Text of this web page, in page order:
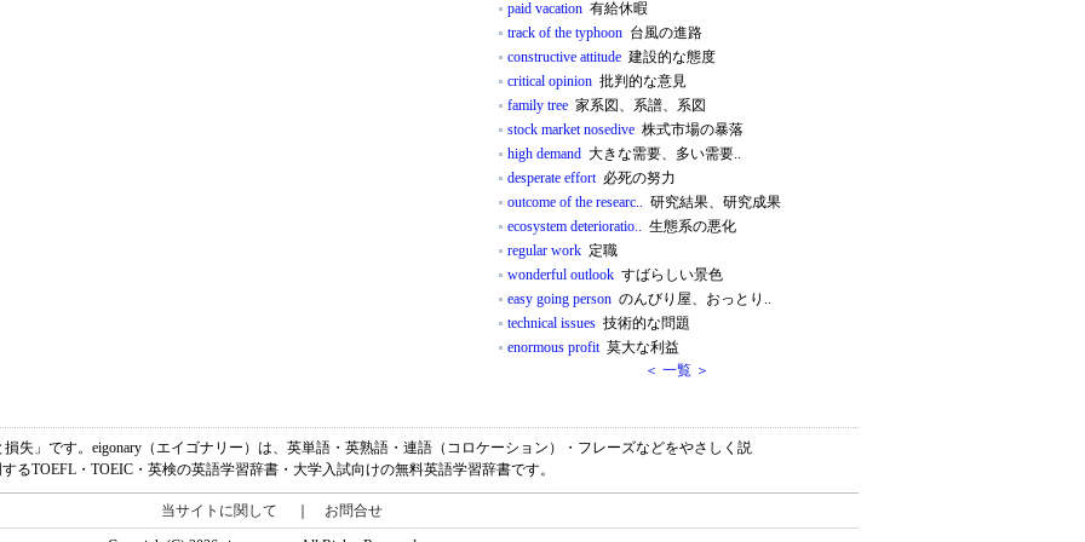
paid vacation 有給休暇
track of the typhoon 台風の進路
constructive attitude 建設的な態度
critical opinion 批判的な意見
family tree 家系図、系譜、系図
stock market nosedive 株式市場の暴落
high demand 大きな需要、多い需要..
desperate effort必死の努力
outcome of the researc.. 研究結果、研究成果
ecosystem deterioratio.. 生態系の悪化
regular work 定職
wonderful outlook すばらしい景色
easy going person のんびり屋、おっとり..
technical issues 技術的な問題
enormous profit莫大な利益
＜ 一覧 ＞
損失」です。eigonary（エイゴナリー）は、英単語・英熟語・連語（コロケーション）・フレーズなどをやさしく説
るTOEFL・TOEIC・英検の英語学習辞書・大学入試向けの無料英語学習辞書です。
当サイトに関して お問合せ